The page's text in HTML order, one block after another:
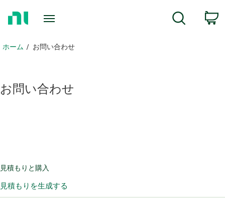
ペ
戻
ホーム お問い合わせ
お問い合わせ
見積もりと購入
見積もりを生成する